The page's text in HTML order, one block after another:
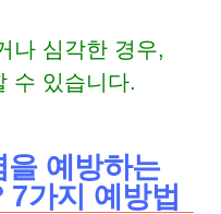
나 심각한 경우,
수 있습니다.
예방하는
가지 예방법